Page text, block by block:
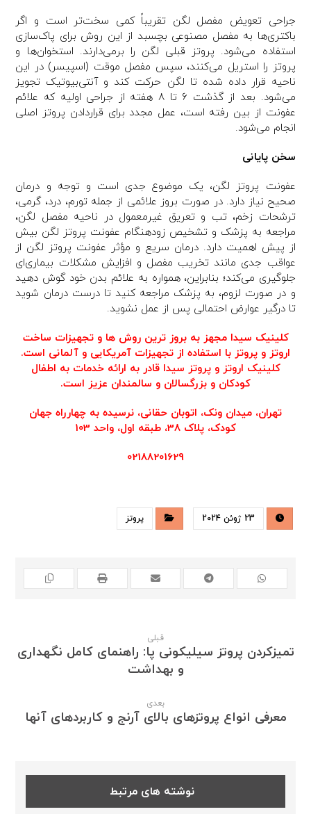
جراحی تعویض مفصل لگن تقریباً کمی سخت‌تر است و اگر
باکتری‌ها به مفصل مصنوعی بچسبد از این روش برای پاک‌سازی
استفاده می‌شود. پروتز قبلی لگن را برمی‌دارند. استخوان‌ها و
پروتز را استریل می‌کنند، سپس مفصل موقت (اسپیسر) در این
ناحیه قرار داده شده تا لگن حرکت کند و آنتی‌بیوتیک تجویز
می‌شود. بعد از گذشت ۶ تا ۸ هفته از جراحی اولیه که علائم
عفونت از بین رفته است، عمل مجدد برای قراردادن پروتز اصلی
انجام می‌شود.
سخن پایانی
عفونت پروتز لگن، یک موضوع جدی است و توجه و درمان
صحیح نیاز دارد. در صورت بروز علائمی از جمله تورم، درد، گرمی،
ترشحات زخم، تب و تعریق غیرمعمول در ناحیه مفصل لگن،
مراجعه به پزشک و تشخیص زودهنگام عفونت پروتز لگن بیش
‌از پیش اهمیت دارد. درمان سریع و مؤثر عفونت پروتز لگن از
عواقب جدی مانند تخریب مفصل و افزایش مشکلات بیماری‌ای
جلوگیری می‌کند؛ بنابراین، همواره به علائم بدن خود گوش دهید
و در صورت لزوم، به پزشک مراجعه کنید تا درست درمان شوید
تا درگیر عوارض احتمالی پس از عمل نشوید.
کلینیک سیدا مجهز به بروز ترین روش ها و تجهیزات ساخت
اروتز و پروتز با استفاده از تجهیزات آمریکایی و آلمانی است.
کلینیک اروتز و پروتز سیدا قادر به ارائه خدمات به اطفال
کودکان و بزرگسالان و سالمندان عزیز است.
تهران،‌ میدان ونک، اتوبان حقانی، نرسیده به چهارراه جهان
کودک، پلاک 38، طبقه اول، واحد 103
02188201629
23 ژوئن 2024 پروتز
قبلی
تمیزکردن پروتز سیلیکونی پا: راهنمای کامل نگهداری
و بهداشت
بعدی
معرفی انواع پروتزهای بالای آرنج و کاربردهای آنها
نوشته های مرتبط